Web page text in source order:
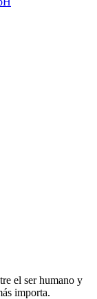
el ser humano y
importa.